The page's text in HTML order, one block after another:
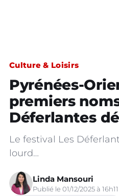
Culture & Loisirs
Pyrénées-
premiers
Déferlantes
Le festival Les
lourd…
Linda Mansouri
Publié le 01/12/2025 à 16h11